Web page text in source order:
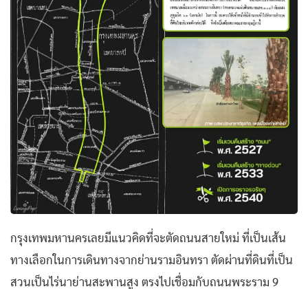
กรุงเทพมหานครเลยมีแนวคิดที่จะตัดถนนสายใหม่ ที่เป็นเส้น
ทางเลือกในการเดินทางจากย่านรามอินทรา ตัดผ่านที่ดินที่เป็น
สวนเป็นไร่นาย่านสะพานสูง ตรงไปเชื่อมกับถนนพระราม 9